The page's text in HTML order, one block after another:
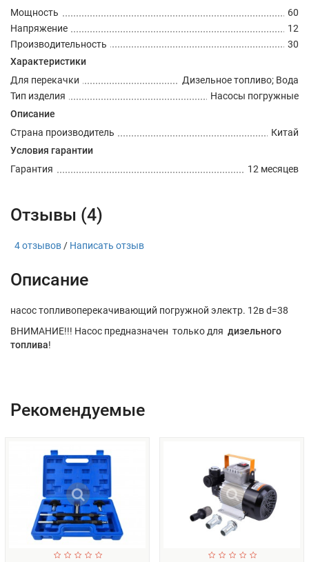
Мощность
60
Напряжение
12
Производительность
30
Характеристики
Для перекачки
Дизельное топливо; Вода
Тип изделия
Насосы погружные
Описание
Страна производитель
Китай
Условия гарантии
Гарантия
12 месяцев
Отзывы (4)
4 отзывов / Написать отзыв
Описание
насос топливоперекачивающий погружной электр. 12в d=38
ВНИМАНИЕ!!! Насос предназначен только для дизельного
топлива!
Рекомендуемые